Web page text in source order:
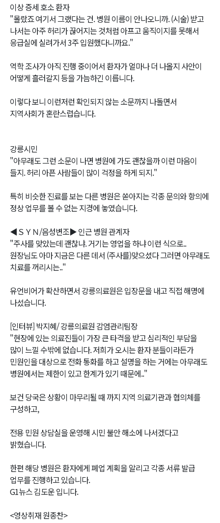
이상 증세 호소 환자
"몰랐죠 여기서 그랬다는 건. 병원 이름이 안나오니까. (시술) 받고
나서는 아주 허리가 끊어지는 것처럼 아프고 움직이지를 못해서
응급실에 실려가서 3주 입원했다니까요."
역학 조사가 아직 진행 중이어서 환자가 얼마나 더 나올지 사안이
어떻게 흘러갈지 등을 가늠하긴 이릅니다.
이렇다 보니 이런저런 확인되지 않는 소문까지 나돌면서
지역사회가 혼란스럽습니다.
강릉시민
"아무래도 그런 소문이 나면 병원에 가도 괜찮을까 이런 마음이
들지. 허리 아픈 사람들이 많이 걱정을 하게 되지."
특히 비슷한 진료를 보는 다른 병원은 쏟아지는 각종 문의와 항의에
정상 업무를 볼 수 없는 지경에 놓였습니다.
◀ＳＹＮ/음성변조▶ 인근 병원 관계자
"주사를 맞았는데 괜찮냐. 거기는 영업을 하냐 이런 식으로..
원장님도 아마 지금은 다른 데서 (주사를)맞으셨다 그러면 아무래도
치료를 꺼리시는.."
유언비어가 확산하면서 강릉의료원은 입장문을 내고 직접 해명에
나섰습니다.
[인터뷰] 박지혜/ 강릉의료원 감염관리팀장
"현장에 있는 의료진들이 가장 큰 타격을 받고 심리적인 부담을
많이 느낄 수밖에 없습니다. 저희가 오시는 환자 분들이라든가
민원인을 대상으로 전화 통화를 하고 설명을 하는 거에는 아무래도
병원에서는 제한이 있고 한계가 있기 때문에.."
보건 당국은 상황이 마무리될 때 까지 지역 의료기관과 협의체를
구성하고,
전용 민원 상담실을 운영해 시민 불안 해소에 나서겠다고
밝혔습니다.
한편 해당 병원은 환자에게 폐업 계획을 알리고 각종 서류 발급
업무를 진행하고 있습니다.
G1뉴스 김도운 입니다.
<영상취재 원종찬>